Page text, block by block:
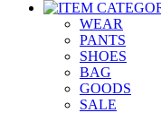
WEAR
PANTS
SHOES
BAG
GOODS
SALE